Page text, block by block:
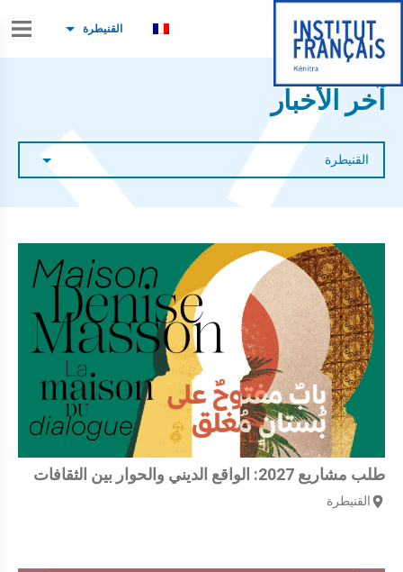
القنيطرة
آخر الأخبار
القنيطرة
طلب مشاريع 2027: الواقع الديني والحوار بين الثقافات
القنيطرة